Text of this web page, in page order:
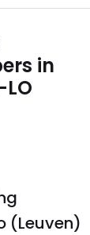
in
(Leuven)